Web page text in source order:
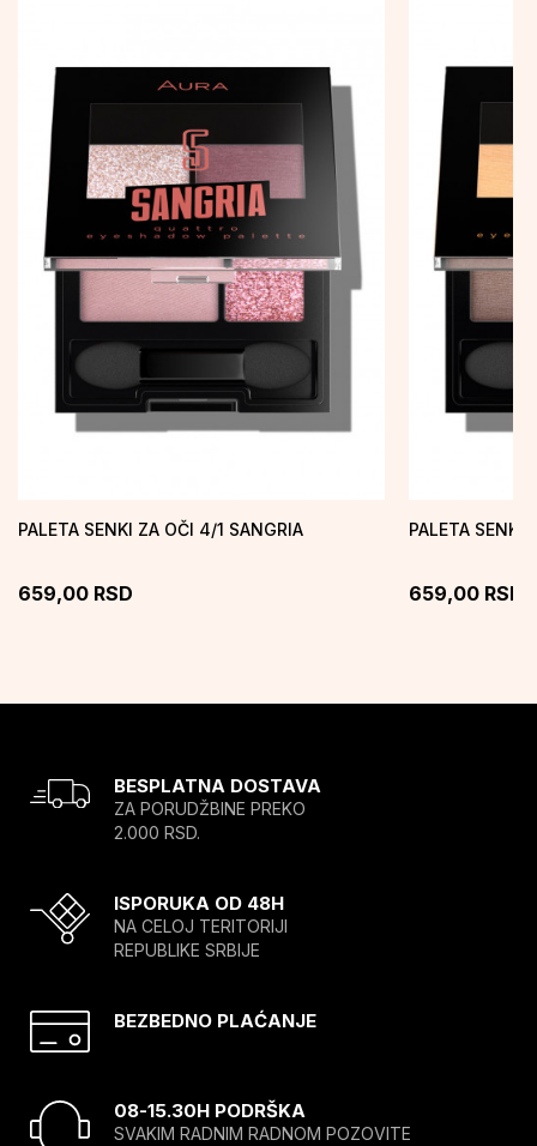
PALETA SENKI ZA OČI 4/1 SANGRIA
659,00 RSD
PALETA SENKI
659,00 RSD
BESPLATNA DOSTAVA
ZA PORUDŽBINE PREKO
2.000 RSD.
ISPORUKA OD 48H
NA CELOJ TERITORIJI
REPUBLIKE SRBIJE
BEZBEDNO PLAĆANJE
08-15.30H PODRŠKA
SVAKIM RADNIM RADNOM POZOVITE